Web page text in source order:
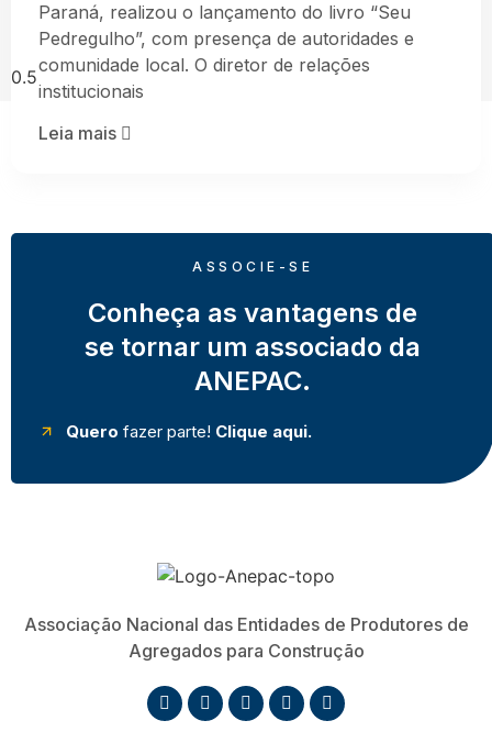
Paraná, realizou o lançamento do livro “Seu
Pedregulho”, com presença de autoridades e
comunidade local. O diretor de relações
institucionais
Leia mais
ASSOCIE-SE
Conheça as vantagens de
se tornar um associado da
ANEPAC.
Quero fazer parte! Clique aqui.
Associação Nacional das Entidades de Produtores de
Agregados para Construção